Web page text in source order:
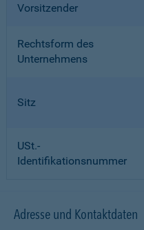
Vorsitzender
Rechtsform des
Unternehmens
Sitz
USt.-
Identifikationsnummer
Adresse und Kontaktdaten